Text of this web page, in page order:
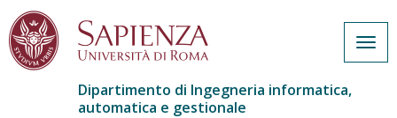
Dipartimento di Ingegneria informatica,
automatica e gestionale